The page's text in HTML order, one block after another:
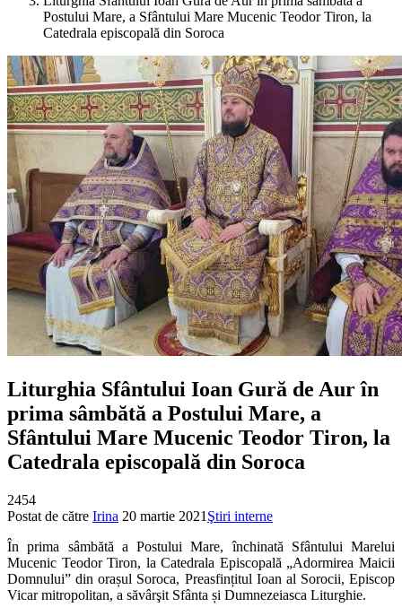
Postului Mare, a Sfântului Mare Mucenic Teodor Tiron, la
Catedrala episcopală din Soroca
Liturghia Sfântului Ioan Gură de Aur în
prima sâmbătă a Postului Mare, a
Sfântului Mare Mucenic Teodor Tiron, la
Catedrala episcopală din Soroca
2454
Postat de către Irina 20 martie 2021 Ştiri interne
În prima sâmbătă a Postului Mare, închinată Sfântului Marelui
Mucenic Teodor Tiron, la Catedrala Episcopală „Adormirea Maicii
Domnului” din orașul Soroca, Preasfințitul Ioan al Sorocii, Episcop
Vicar mitropolitan, a săvârşit Sfânta și Dumnezeiasca Liturghie.